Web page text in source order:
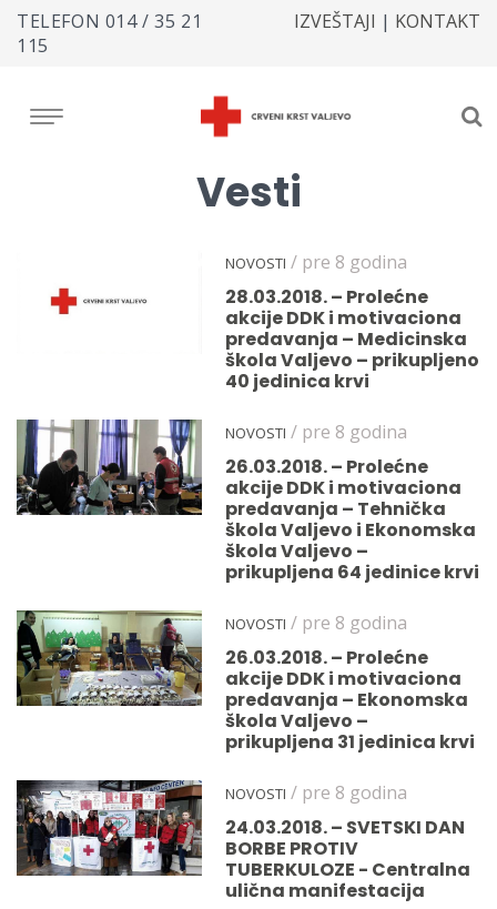
TELEFON 014 / 35 21
115
IZVEŠTAJI | KONTAKT
Vesti
NOVOSTI / pre 8 godina
28.03.2018. – Prolećne
akcije DDK i motivaciona
predavanja – Medicinska
škola Valjevo – prikupljeno
40 jedinica krvi
NOVOSTI / pre 8 godina
26.03.2018. – Prolećne
akcije DDK i motivaciona
predavanja – Tehnička
škola Valjevo i Ekonomska
škola Valjevo –
prikupljena 64 jedinice krvi
NOVOSTI / pre 8 godina
26.03.2018. – Prolećne
akcije DDK i motivaciona
predavanja – Ekonomska
škola Valjevo –
prikupljena 31 jedinica krvi
NOVOSTI / pre 8 godina
24.03.2018. – SVETSKI DAN
BORBE PROTIV
TUBERKULOZE - Centralna
ulična manifestacija